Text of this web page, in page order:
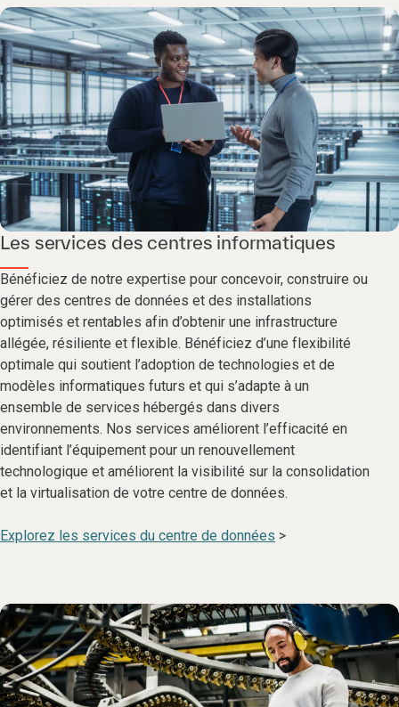
Les services des centres informatiques
Bénéficiez de notre expertise pour concevoir, construire ou
gérer des centres de données et des installations
optimisés et rentables afin d’obtenir une infrastructure
allégée, résiliente et flexible. Bénéficiez d’une flexibilité
optimale qui soutient l’adoption de technologies et de
modèles informatiques futurs et qui s’adapte à un
ensemble de services hébergés dans divers
environnements. Nos services améliorent l’efficacité en
identifiant l’équipement pour un renouvellement
technologique et améliorent la visibilité sur la consolidation
et la virtualisation de votre centre de données.
Explorez les services du centre de données >